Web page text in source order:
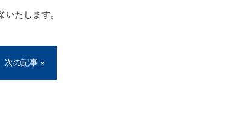
たします。
次の記事 »